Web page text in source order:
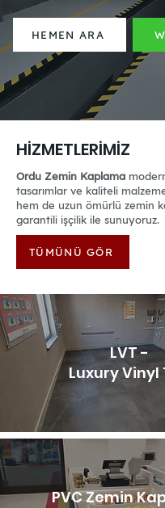
HEMEN ARA
HİZMETLERİMİZ
Ordu Zemin Kaplama
tasarımlar ve kaliteli
hem de uzun ömürlü zemin
garantili işçilik ile sunuyoruz.
TÜMÜNÜ GÖR
LVT -
Luxury Vinyl
PVC Zemin